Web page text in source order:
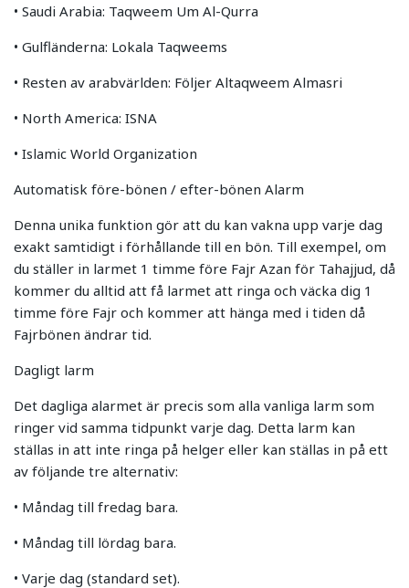
• Saudi Arabia: Taqweem Um Al-Qurra
• Gulfländerna: Lokala Taqweems
• Resten av arabvärlden: Följer Altaqweem Almasri
• North America: ISNA
• Islamic World Organization
Automatisk före-bönen / efter-bönen Alarm
Denna unika funktion gör att du kan vakna upp varje dag
exakt samtidigt i förhållande till en bön. Till exempel, om
du ställer in larmet 1 timme före Fajr Azan för Tahajjud, då
kommer du alltid att få larmet att ringa och väcka dig 1
timme före Fajr och kommer att hänga med i tiden då
Fajrbönen ändrar tid.
Dagligt larm
Det dagliga alarmet är precis som alla vanliga larm som
ringer vid samma tidpunkt varje dag. Detta larm kan
ställas in att inte ringa på helger eller kan ställas in på ett
av följande tre alternativ:
• Måndag till fredag bara.
• Måndag till lördag bara.
• Varje dag (standard set).